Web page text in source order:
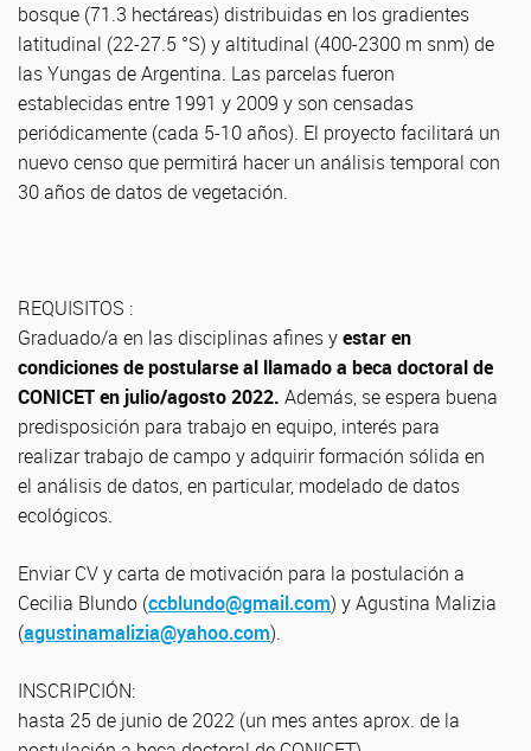
bosque (71.3 hectáreas) distribuidas en los gradientes
latitudinal (22-27.5 °S) y altitudinal (400-2300 m snm) de
las Yungas de Argentina. Las parcelas fueron
establecidas entre 1991 y 2009 y son censadas
periódicamente (cada 5-10 años). El proyecto facilitará un
nuevo censo que permitirá hacer un análisis temporal con
30 años de datos de vegetación.
REQUISITOS :
Graduado/a en las disciplinas afines yestar en
condiciones de postularse al llamado a beca doctoral de
CONICET en julio/agosto 2022. Además, se espera buena
predisposición para trabajo en equipo, interés para
realizar trabajo de campo y adquirir formación sólida en
el análisis de datos, en particular, modelado de datos
ecológicos.
Enviar CV y carta de motivación para la postulación a
Cecilia Blundo (ccblundo@gmail.com) y Agustina Malizia
(agustinamalizia@yahoo.com).
INSCRIPCIÓN:
hasta 25 de junio de 2022 (un mes antes aprox. de la